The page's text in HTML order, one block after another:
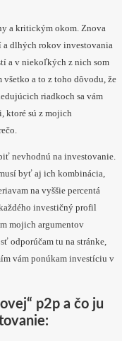
a kritickým okom. Znova
a dlhých rokov investovania
a v niekoľkých z nich som
všetko a to z toho dôvodu, že
riadkoch sa vám
ktoré sú z mojich
nevhodnú na investovanie.
byť aj ich kombinácia,
na vyššie percentá
investičný profil
mojich argumentov
odporúčam tu na stránke,
vám ponúkam investíciu v
p2p a čo ju